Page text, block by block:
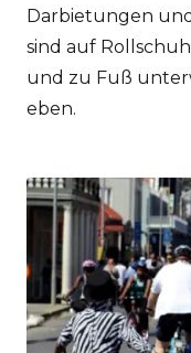
Darbietungen
sind auf
und zu Fuß
eben.